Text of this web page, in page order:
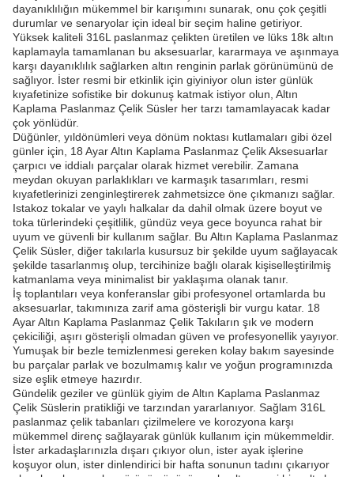
dayanıklılığın mükemmel bir karışımını sunarak, onu çok çeşitli
durumlar ve senaryolar için ideal bir seçim haline getiriyor.
Yüksek kaliteli 316L paslanmaz çelikten üretilen ve lüks 18k altın
kaplamayla tamamlanan bu aksesuarlar, kararmaya ve aşınmaya
karşı dayanıklılık sağlarken altın renginin parlak görünümünü de
sağlıyor. İster resmi bir etkinlik için giyiniyor olun ister günlük
kıyafetinize sofistike bir dokunuş katmak istiyor olun, Altın
Kaplama Paslanmaz Çelik Süsler her tarzı tamamlayacak kadar
çok yönlüdür.
Düğünler, yıldönümleri veya dönüm noktası kutlamaları gibi özel
günler için, 18 Ayar Altın Kaplama Paslanmaz Çelik Aksesuarlar
çarpıcı ve iddialı parçalar olarak hizmet verebilir. Zamana
meydan okuyan parlaklıkları ve karmaşık tasarımları, resmi
kıyafetlerinizi zenginleştirerek zahmetsizce öne çıkmanızı sağlar.
Istakoz tokalar ve yaylı halkalar da dahil olmak üzere boyut ve
toka türlerindeki çeşitlilik, gündüz veya gece boyunca rahat bir
uyum ve güvenli bir kullanım sağlar. Bu Altın Kaplama Paslanmaz
Çelik Süsler, diğer takılarla kusursuz bir şekilde uyum sağlayacak
şekilde tasarlanmış olup, tercihinize bağlı olarak kişiselleştirilmiş
katmanlama veya minimalist bir yaklaşıma olanak tanır.
İş toplantıları veya konferanslar gibi profesyonel ortamlarda bu
aksesuarlar, takımınıza zarif ama gösterişli bir vurgu katar. 18
Ayar Altın Kaplama Paslanmaz Çelik Takıların şık ve modern
çekiciliği, aşırı gösterişli olmadan güven ve profesyonellik yayıyor.
Yumuşak bir bezle temizlenmesi gereken kolay bakım sayesinde
bu parçalar parlak ve bozulmamış kalır ve yoğun programınızda
size eşlik etmeye hazırdır.
Gündelik geziler ve günlük giyim de Altın Kaplama Paslanmaz
Çelik Süslerin pratikliği ve tarzından yararlanıyor. Sağlam 316L
paslanmaz çelik tabanları çizilmelere ve korozyona karşı
mükemmel direnç sağlayarak günlük kullanım için mükemmeldir.
İster arkadaşlarınızla dışarı çıkıyor olun, ister ayak işlerine
koşuyor olun, ister dinlendirici bir hafta sonunun tadını çıkarıyor